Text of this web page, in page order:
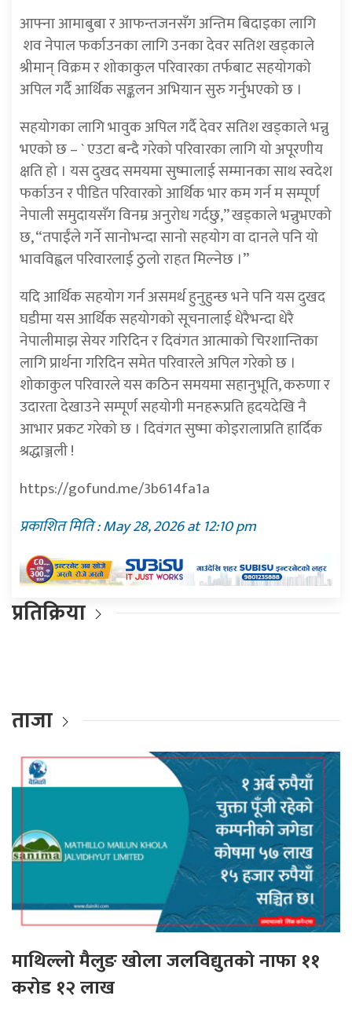
आफ्ना आमाबुबा र आफन्तजनसँग अन्तिम बिदाइका लागि
शव नेपाल फर्काउनका लागि उनका देवर सतिश खड्काले
श्रीमान् विक्रम र शोकाकुल परिवारका तर्फबाट सहयोगको
अपिल गर्दै आर्थिक सङ्कलन अभियान सुरु गर्नुभएको छ ।
सहयोगका लागि भावुक अपिल गर्दै देवर सतिश खड्काले भन्नु
भएको छ – ` एउटा बन्दै गरेको परिवारका लागि यो अपूरणीय
क्षति हो । यस दुखद समयमा सुष्मालाई सम्मानका साथ स्वदेश
फर्काउन र पीडित परिवारको आर्थिक भार कम गर्न म सम्पूर्ण
नेपाली समुदायसँग विनम्र अनुरोध गर्दछु,” खड्काले भन्नुभएको
छ, “तपाईंले गर्ने सानोभन्दा सानो सहयोग वा दानले पनि यो
भावविह्वल परिवारलाई ठुलो राहत मिल्नेछ ।”
यदि आर्थिक सहयोग गर्न असमर्थ हुनुहुन्छ भने पनि यस दुखद
घडीमा यस आर्थिक सहयोगको सूचनालाई धेरैभन्दा धेरै
नेपालीमाझ सेयर गरिदिन र दिवंगत आत्माको चिरशान्तिका
लागि प्रार्थना गरिदिन समेत परिवारले अपिल गरेको छ ।
शोकाकुल परिवारले यस कठिन समयमा सहानुभूति, करुणा र
उदारता देखाउने सम्पूर्ण सहयोगी मनहरूप्रति हृदयदेखि नै
आभार प्रकट गरेको छ । दिवंगत सुष्मा कोइरालाप्रति हार्दिक
श्रद्धाञ्जली !
https://gofund.me/3b614fa1a
प्रकाशित मिति : May 28, 2026 at 12:10 pm
प्रतिक्रिया
ताजा
माथिल्लो मैलुङ खोला जलविद्युतकाे नाफा ११
करोड १२ लाख